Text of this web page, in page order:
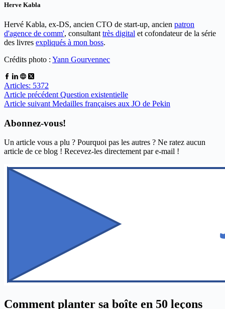
Herve Kabla
Hervé Kabla, ex-DS, ancien CTO de start-up, ancien patron
d'agence de comm', consultant très digital et cofondateur de la série
des livres expliqués à mon boss.
Crédits photo : Yann Gourvennec
Articles: 5372
Article précédent Question existentielle
Article suivant Medailles françaises aux JO de Pekin
Abonnez-vous!
Un article vous a plu ? Pourquoi pas les autres ? Ne ratez aucun
article de ce blog ! Recevez-les directement par e-mail !
Comment planter sa boîte en 50 leçons